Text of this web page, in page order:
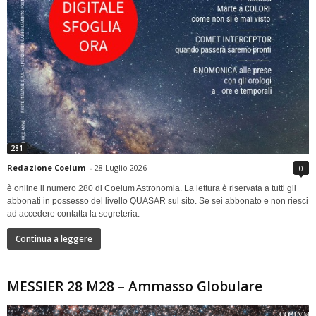
281
Redazione Coelum - 28 Luglio 2026 0
è online il numero 280 di Coelum Astronomia. La lettura è riservata a tutti gli
abbonati in possesso del livello QUASAR sul sito. Se sei abbonato e non riesci
ad accedere contatta la segreteria.
Continua a leggere
MESSIER 28 M28 – Ammasso Globulare